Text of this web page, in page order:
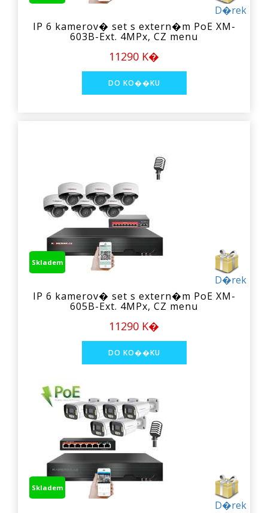
D�rek
IP 6 kamerov� set s extern�m PoE XM-
603B-Ext. 4MPx, CZ menu
11290 K�
D�rek
Skladem
IP 6 kamerov� set s extern�m PoE XM-
605B-Ext. 4MPx, CZ menu
11290 K�
D�rek
Skladem